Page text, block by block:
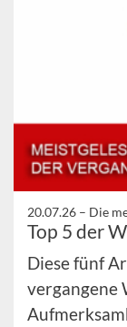
20.07.26 – Die
Top 5 der
Diese fünf
vergangene